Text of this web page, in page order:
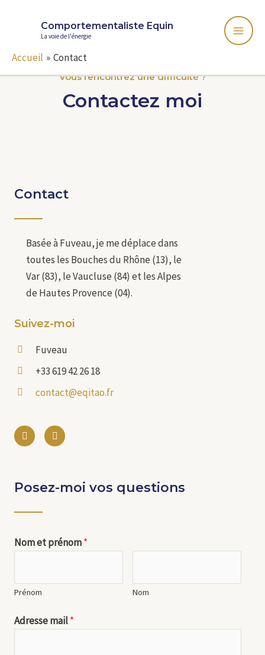
Comportementaliste Equin
La voie de l'énergie
Accueil Contact
Vous rencontrez une difficulté ?
Contactez moi
Contact
Basée à Fuveau, je me déplace dans
toutes les Bouches du Rhône (13), le
Var (83), le Vaucluse (84) et les Alpes
de Hautes Provence (04).
Suivez-moi
Fuveau
+33 619 42 26 18
contact@eqitao.fr
Posez-moi vos questions
Nom et prénom*
Prénom Nom
Adresse mail*